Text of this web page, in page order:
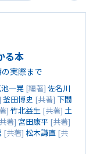
る本
実際まで
一晃 [編著] 佐名川
釜田博史 [共著] 下間
] 竹北益生 [共著] 土
著] 宮田康平 [共著]
[共著] 松木謙直 [共